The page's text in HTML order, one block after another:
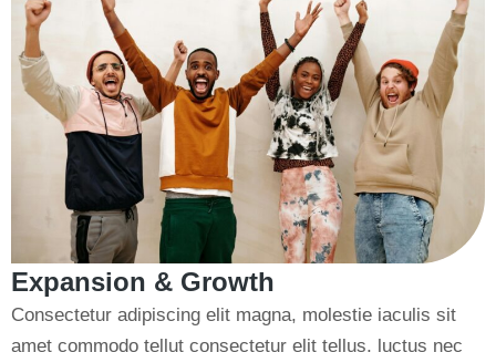
Expansion & Growth
Consectetur adipiscing elit magna, molestie iaculis sit
amet commodo tellut consectetur elit tellus, luctus nec